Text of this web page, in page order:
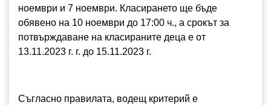
ноември и 7 ноември. Класирането ще бъде
обявено на 10 ноември до 17:00 ч., а срокът за
потвърждаване на класираните деца е от
13.11.2023 г. г. до 15.11.2023 г.
Съгласно правилата, водещ критерий е